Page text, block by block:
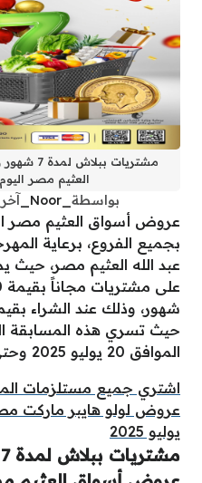
مشتريات
العثيم مصر
بواسطة
عروض أسواق العثيم مصر
بجميع الفروع، برعاية
عبد الله العثيم مصر، حيث
حيث تسري هذه المسابقة
الموافق 20 يوليو 2025 وحتى 14 سبتمبر 2025.
اشتري جميع مستلزمات
يوليو 2025